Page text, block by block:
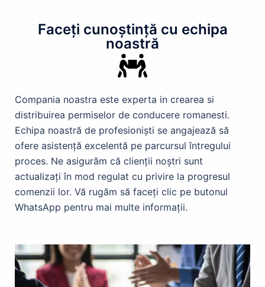
Faceți cunoștință cu echipa
noastră
Compania noastra este experta in crearea si
distribuirea permiselor de conducere romanesti.
Echipa noastră de profesioniști se angajează să
ofere asistență excelentă pe parcursul întregului
proces. Ne asigurăm că clienții noștri sunt
actualizați în mod regulat cu privire la progresul
comenzii lor. Vă rugăm să faceți clic pe butonul
WhatsApp pentru mai multe informații.